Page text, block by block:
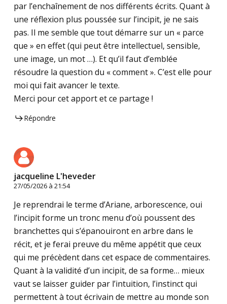
par l’enchaînement de nos différents écrits. Quant à
une réflexion plus poussée sur l’incipit, je ne sais
pas. Il me semble que tout démarre sur un « parce
que » en effet (qui peut être intellectuel, sensible,
une image, un mot …). Et qu’il faut d’emblée
résoudre la question du « comment ». C’est elle pour
moi qui fait avancer le texte.
Merci pour cet apport et ce partage !
Répondre
jacqueline L'heveder
27/05/2026 à 21:54
Je reprendrai le terme d’Ariane, arborescence, oui
l’incipit forme un tronc menu d’où poussent des
branchettes qui s’épanouiront en arbre dans le
récit, et je ferai preuve du même appétit que ceux
qui me précèdent dans cet espace de commentaires.
Quant à la validité d’un incipit, de sa forme… mieux
vaut se laisser guider par l’intuition, l’instinct qui
permettent à tout écrivain de mettre au monde son